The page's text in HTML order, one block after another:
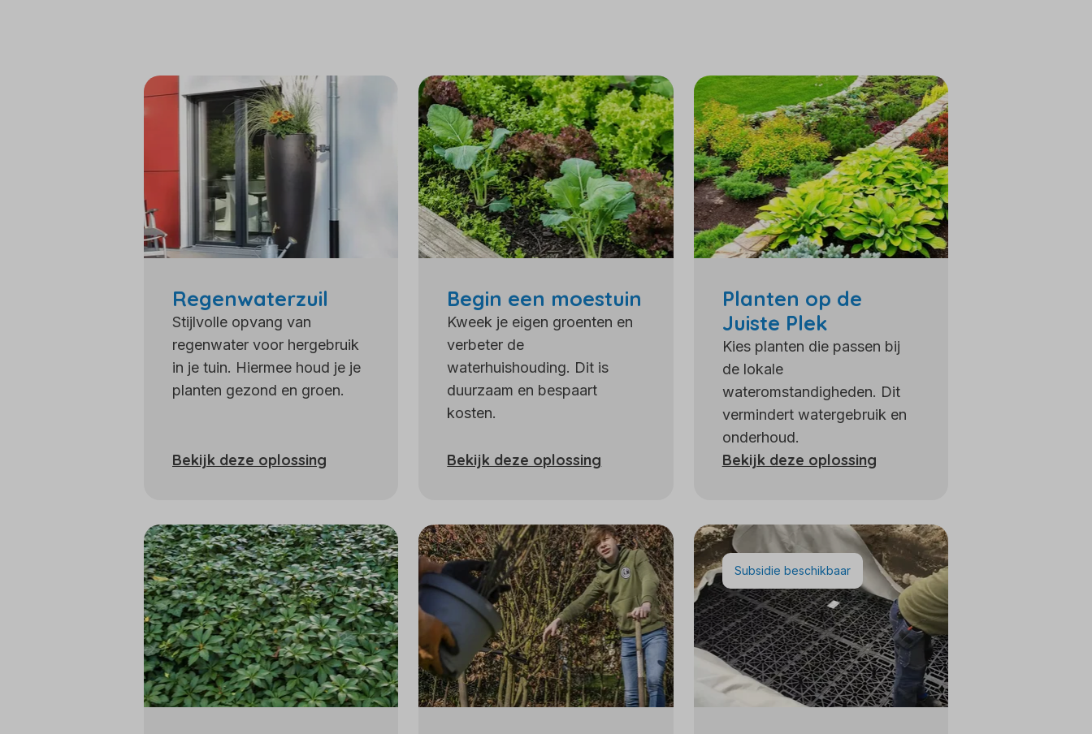
Regenwaterzuil
Stijlvolle opvang van
regenwater voor hergebruik
in je tuin. Hiermee houd je je
planten gezond en groen.
Bekijk deze oplossing
Begin een moestuin
Kweek je eigen groenten en
verbeter de
waterhuishouding. Dit is
duurzaam en bespaart
kosten.
Bekijk deze oplossing
Planten op de
Juiste Plek
Kies planten die passen bij
de lokale
wateromstandigheden. Dit
vermindert watergebruik en
onderhoud.
Bekijk deze oplossing
Subsidie beschikbaar